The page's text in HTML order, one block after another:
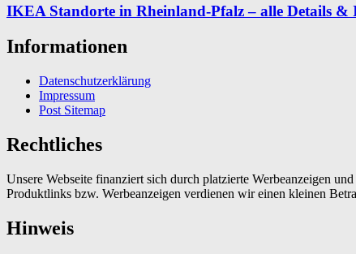
IKEA Standorte in Rheinland-Pfalz – alle Details &
Informationen
Datenschutzerklärung
Impressum
Post Sitemap
Rechtliches
Unsere Webseite finanziert sich durch platzierte Werbeanzeigen
Produktlinks bzw. Werbeanzeigen verdienen wir einen kleinen
Hinweis